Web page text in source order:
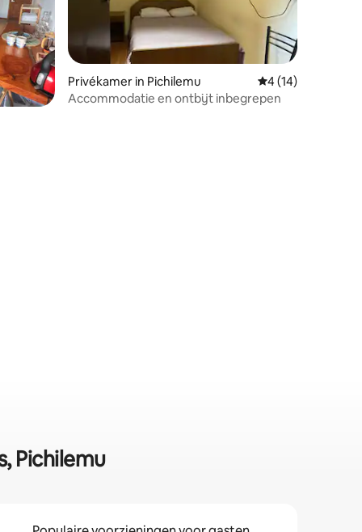
Privékamer in Pichilemu Gemiddelde
4 (14)
Accommodatie en ontbijt inbegrepen
Pichilemu